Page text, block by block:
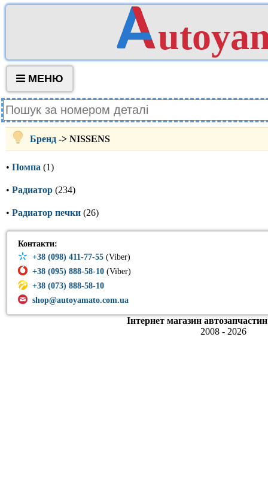
МЕНЮ
Бренд -> NISSENS
• Помпа (1)
• Радиатор (234)
• Радиатор печки (26)
Контакти:
+38 (098) 411-77-55 (Viber)
+38 (095) 888-58-10 (Viber)
+38 (073) 888-58-10
shop@autoyamato.com.ua
Інтернет магазин
2008 - 2026